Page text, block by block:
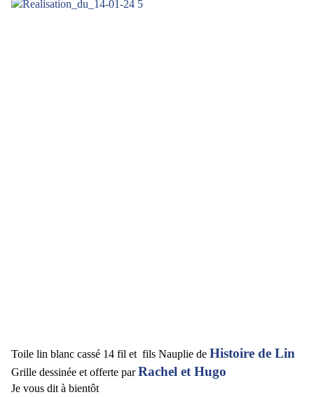
Toile lin blanc cassé 14 fil et fils Nauplie de Histoire de Lin
Grille dessinée et offerte parRachel et Hugo
Je vous dit à bientôt